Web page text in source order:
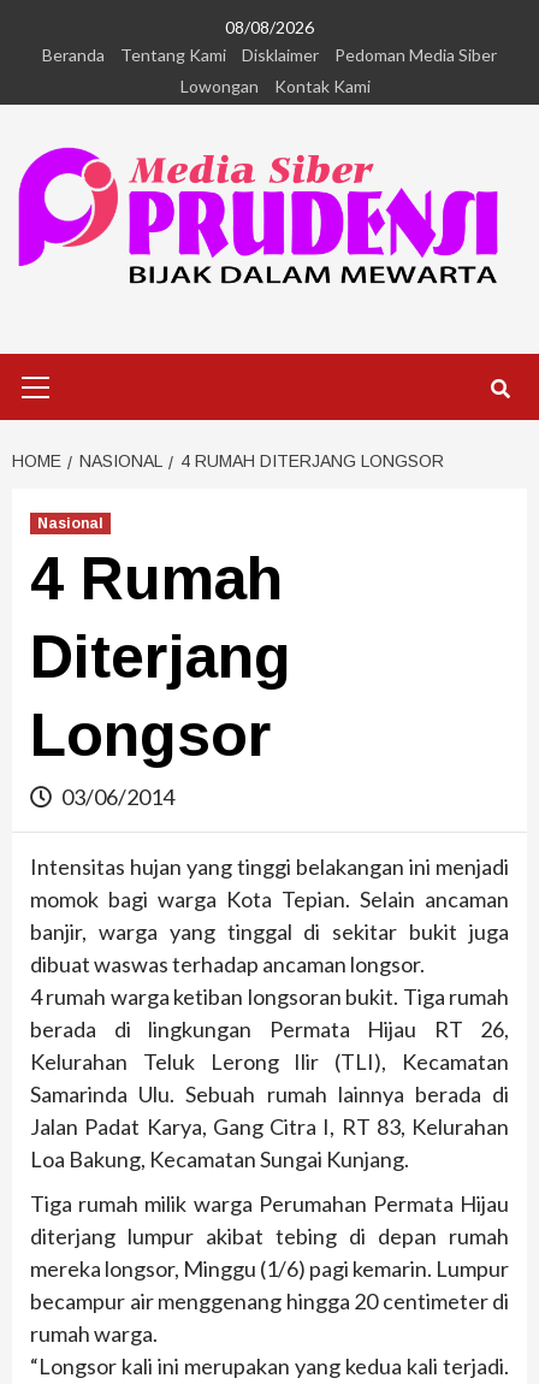
08/08/2026
Beranda
Tentang Kami Disklaimer
Pedoman Media Siber
Lowongan
Kontak Kami
HOME NASIONAL 4 RUMAH DITERJANG LONGSOR
Nasional
4 Rumah
Diterjang
Longsor
03/06/2014
Intensitas hujan yang tinggi belakangan ini menjadi
momok bagi warga Kota Tepian. Selain ancaman
banjir, warga yang tinggal di sekitar bukit juga
dibuat waswas terhadap ancaman longsor.
4 rumah warga ketiban longsoran bukit. Tiga rumah
berada di lingkungan Permata Hijau RT 26,
Kelurahan Teluk Lerong Ilir (TLI), Kecamatan
Samarinda Ulu. Sebuah rumah lainnya berada di
Jalan Padat Karya, Gang Citra I, RT 83, Kelurahan
Loa Bakung, Kecamatan Sungai Kunjang.
Tiga rumah milik warga Perumahan Permata Hijau
diterjang lumpur akibat tebing di depan rumah
mereka longsor, Minggu (1/6) pagi kemarin. Lumpur
becampur air menggenang hingga 20 centimeter di
rumah warga.
“Longsor kali ini merupakan yang kedua kali terjadi.